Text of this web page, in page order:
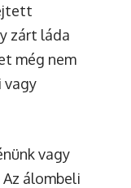
zárt láda
még nem
vagy
vagy
álombeli